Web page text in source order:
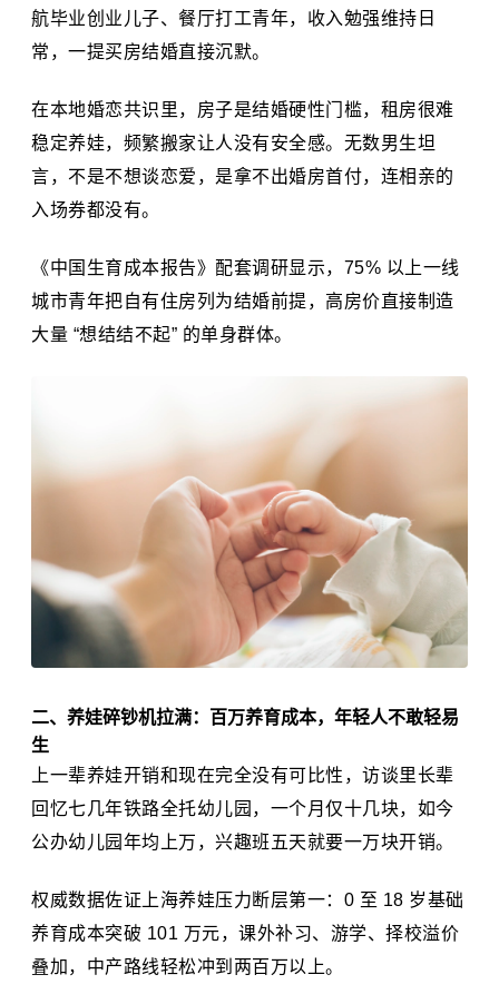
航毕业创业儿子、餐厅打工青年，收入勉强维持日
常，一提买房结婚直接沉默。
在本地婚恋共识里，房子是结婚硬性门槛，租房很难
稳定养娃，频繁搬家让人没有安全感。无数男生坦
言，不是不想谈恋爱，是拿不出婚房首付，连相亲的
入场券都没有。
《中国生育成本报告》配套调研显示，75% 以上一线
城市青年把自有住房列为结婚前提，高房价直接制造
大量 “想结结不起” 的单身群体。
二、养娃碎钞机拉满：百万养育成本，年轻人不敢轻易
生
上一辈养娃开销和现在完全没有可比性，访谈里长辈
回忆七几年铁路全托幼儿园，一个月仅十几块，如今
公办幼儿园年均上万，兴趣班五天就要一万块开销。
权威数据佐证上海养娃压力断层第一：0 至 18 岁基础
养育成本突破 101 万元，课外补习、游学、择校溢价
叠加，中产路线轻松冲到两百万以上。